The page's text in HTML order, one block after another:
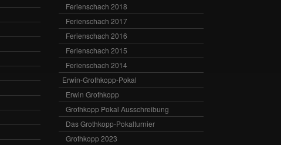
Ferienschach 2018
Ferienschach 2017
Ferienschach 2016
Ferienschach 2015
Ferienschach 2014
Erwin-Grothkopp-Pokal
Erwin Grothkopp
Grothkopp Pokal Ausschreibung
Das Grothkopp-Pokalturnier
Grothkopp 2023